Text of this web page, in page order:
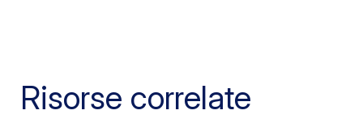
Risorse correlate